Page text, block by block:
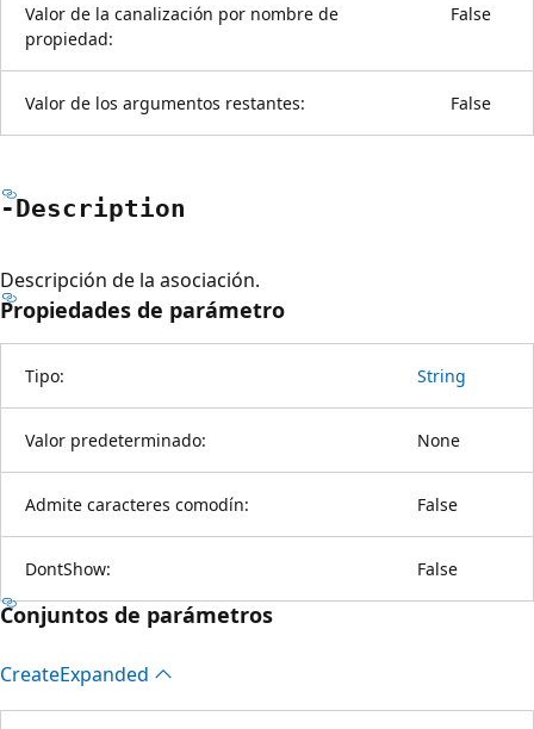
Valor de la canalización por nombre de
propiedad:
False
Valor de los argumentos restantes: False
-Description
Descripción de la asociación.
Propiedades de parámetro
Tipo: String
Valor predeterminado: None
Admite caracteres comodín: False
DontShow: False
Conjuntos de parámetros
CreateExpanded